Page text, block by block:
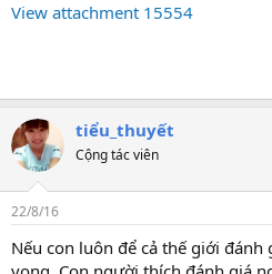
View attachment 15554
tiểu_thuyết
Cộng tác viên
22/8/16
Nếu con luôn để cả thế giới